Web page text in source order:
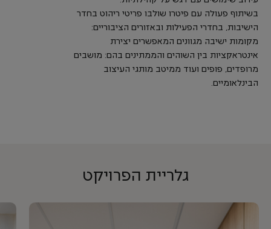
בשיתוף פעולה עם פיטרו שולבו פריטי ריהוט בחדר
הישיבות, בחדרי הפעילות ובאזורים הציבוריים:
מקומות ישיבה מגוונים המאפשרים יצירת
אינטראקציות בין השוהים והממתינים בהם: מושבים
מרופדים, פופים ועוד ממיטב מותגי העיצוב
הבינלאומיים.
גלריית הפרויקט